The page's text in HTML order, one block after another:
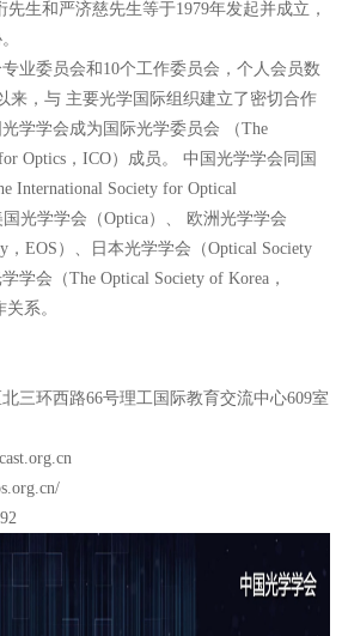
先生和严济慈先生等于1979年发起并成立，
业委员会和10个工作委员会，个人会员数
来，与 主要光学国际组织建立了密切合作
学学会成为国际光学委员会 （The
Optics，ICO）成员。 中国光学学会同国
International Society for Optical
光学学会（Optica）、 欧洲光学学会
，EOS）、日本光学学会（Optical Society
学会（The Optical Society of Korea，
系。
三环西路66号理工国际教育交流中心609室